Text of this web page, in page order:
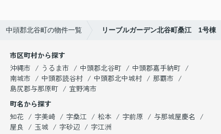
中頭郡北谷町の物件一覧 リーブルガーデン北谷町桑江 1号棟
市区町村から探す
沖縄市
うるま市 中頭郡北谷町
中頭郡嘉手納町
南城市
中頭郡読谷村 中頭郡北中城村
那覇市
島尻郡与那原町
宜野湾市
町名から探す
知花
字美崎 字桑江 松本 字前原
与那城屋慶名
屋良
玉城 字砂辺
字江洲